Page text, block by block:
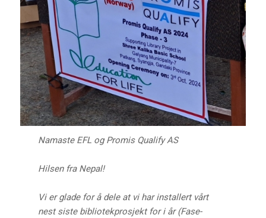
Namaste EFL og Promis Qualify AS
Hilsen fra Nepal!
Vi er glade for å dele at vi har installert vårt
nest siste bibliotekprosjekt for i år (Fase-